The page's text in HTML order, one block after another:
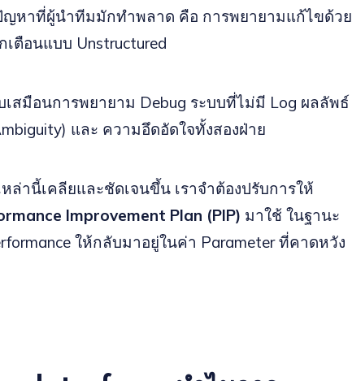
ญหาที่ผู้นำทีมมักทำพลาด คือ การพยายามแก้ไขด้วย
ตือนแบบ Unstructured
สมือนการพยายาม Debug ระบบที่ไม่มี Log ผลลัพธ์
และ ความอึดอัดใจทั้งสองฝ่าย
ล่านี้เคลียและชัดเจนขึ้น เราจำต้องปรับการให้
Improvement Plan (PIP) มาใช้ ในฐานะ
ให้กลับมาอยู่ในค่า Parameter ที่คาดหวัง